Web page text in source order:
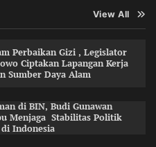
View All
Perbaikan Gizi , Legislator
Ciptakan Lapangan Kerja
Sumber Daya Alam
di BIN, Budi Gunawan
Menjaga Stabilitas Politik
Indonesia